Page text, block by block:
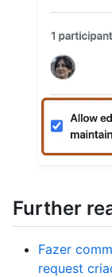
Further
Fazer
request